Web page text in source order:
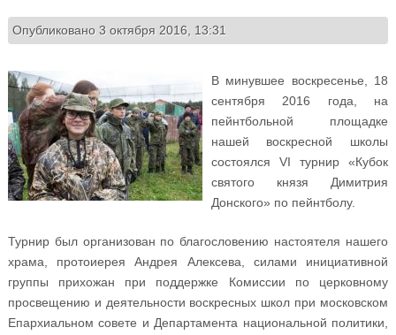
Опубликовано 3 октября 2016, 13:31
В минувшее воскресенье, 18
сентября 2016 года, на
пейнтбольной площадке
нашей воскресной школы
состоялся VI турнир «Кубок
святого князя Димитрия
Донского» по пейнтболу.
Турнир был организован по благословению настоятеля нашего
храма, протоиерея Андрея Алексева, силами инициативной
группы прихожан при поддержке Комиссии по церковному
просвещению и деятельности воскресных школ при московском
Епархиальном совете и Департамента национальной политики,